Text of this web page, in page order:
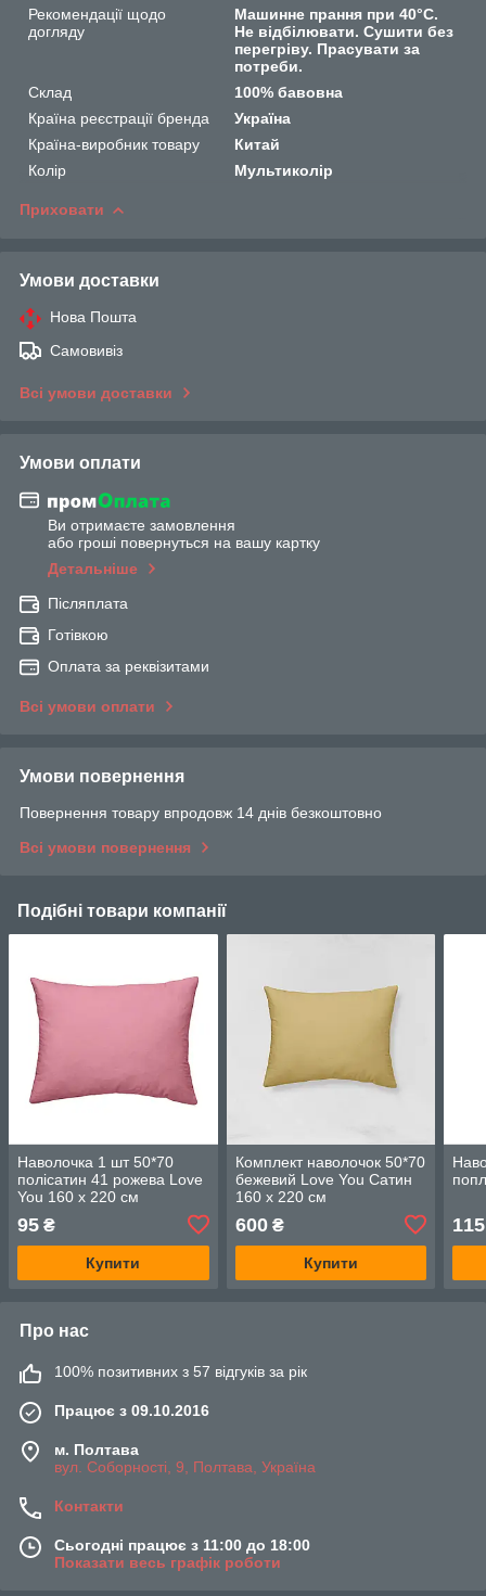
Рекомендації щодо
догляду
Машинне прання при 40°C.
Не відбілювати. Сушити без
перегріву. Прасувати за
потреби.
Склад
100% бавовна
Країна реєстрації бренда
Україна
Країна-виробник товару
Китай
Колір
Мультиколір
Приховати
Умови доставки
Нова Пошта
Самовивіз
Всі умови доставки
Умови оплати
Ви отримаєте замовлення
або гроші повернуться на вашу картку
Детальніше
Післяплата
Готівкою
Оплата за реквізитами
Всі умови оплати
Умови повернення
Повернення товару впродовж 14 днів безкоштовно
Всі умови повернення
Подібні товари компанії
Наволочка 1 шт 50*70
полісатин 41 рожева Love
You 160 x 220 см
95 ₴
Купити
Комплект наволочок 50*70
бежевий Love You Сатин
160 x 220 см
600₴
Купити
115
Про нас
100% позитивних з 57 відгуків за рік
Працює з 09.10.2016
м. Полтава
вул. Соборності, 9, Полтава, Україна
Контакти
Сьогодні працює з 11:00 до 18:00
Показати весь графік роботи